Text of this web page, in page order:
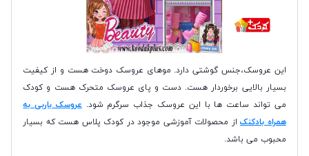
این عروسک،جنس گوشتی دارد. موهای عروسک دوخت هست و از کیفیت
بسیار بالایی برخوردار هست. دست و پای عروسک متحرک هست و کودک
می تواند ساعت ها با این عروسک جذاب سرگرم شود. عروسک باربی به
همراه بادکنکاز محصولات آموزشی موجود در کودک پلاس هست که بسیار
محبوب می باشد.